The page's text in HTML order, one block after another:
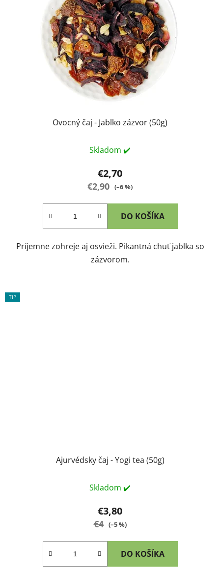
Ovocný čaj - Jablko zázvor (50g)
Skladom ✔️
€2,70
€2,90 (–6 %)
DO KOŠÍKA
Príjemne zohreje aj osvieži. Pikantná chuť jablka so
zázvorom.
TIP
Ajurvédsky čaj - Yogi tea (50g)
Skladom ✔️
€3,80
€4 (–5 %)
DO KOŠÍKA